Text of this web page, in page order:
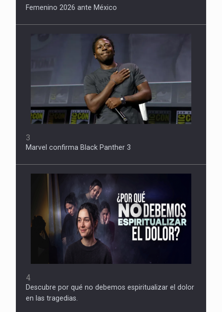
Femenino 2026 ante México
3
Marvel confirma Black Panther 3
4
Descubre por qué no debemos espiritualizar el dolor
en las tragedias.